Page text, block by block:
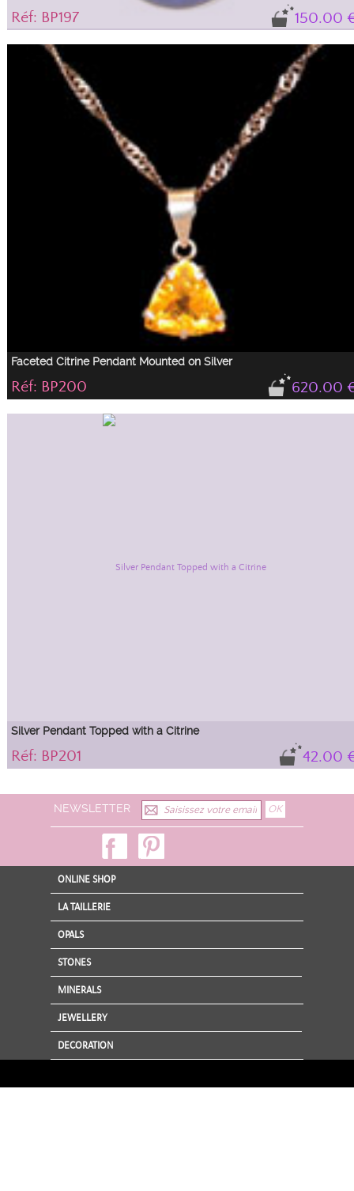
150.00
Réf: BP197
Magnificent Lapis Lazuli pendant of a deep blue interspersed with golden
flakes. This jewel is mounted on silver and adorned with a pretty bail.
Faceted Citrine Pendant Mounted on Silver
620.00
Réf: BP200
Magnificent faceted citrine pendant, triangle cut, mounted on silver.
Silver Pendant Topped with a Citrine
42.00
Réf: BP201
NEWSLETTER
ONLINE SHOP
LA TAILLERIE
OPALS
STONES
MINERALS
JEWELLERY
DECORATION